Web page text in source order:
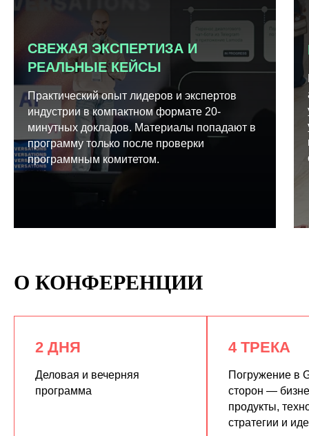
СВЕЖАЯ ЭКСПЕРТИЗА И
РЕАЛЬНЫЕ КЕЙСЫ
Практический опыт лидеров и экспертов
индустрии в компактном формате 20-
минутных докладов. Материалы попадают в
программу только после проверки
программным комитетом.
О КОНФЕРЕНЦИИ
2 ДНЯ
Деловая и вечерняя
программа
4 ТРЕКА
Погружение в
сторон —
продукты,
стратегии и